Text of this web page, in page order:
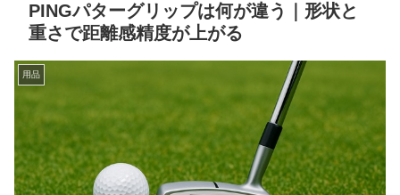
PINGパターグリップは何が違う｜形状と
重さで距離感精度が上がる
用品